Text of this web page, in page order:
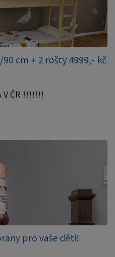
cm + 2 rošty 4999,- kč
V ČR !!!!!!!
pro vaše děti!